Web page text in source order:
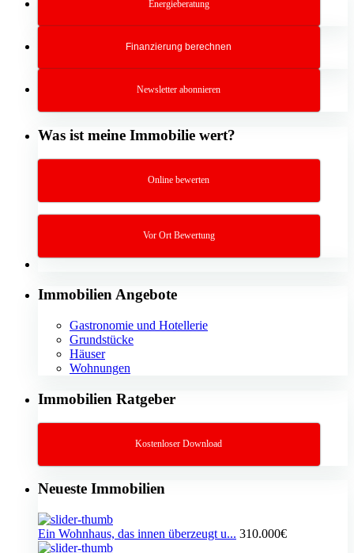
Energieberatung
Finanzierung berechnen
Newsletter abonnieren
Was ist meine Immobilie wert?
Online bewerten
Vor Ort Bewertung
Immobilien Angebote
Gastronomie und Hotellerie
Grundstücke
Häuser
Wohnungen
Immobilien Ratgeber
Kostenloser Download
Neueste Immobilien
Ein Wohnhaus, das innen überzeugt u... 310.000€